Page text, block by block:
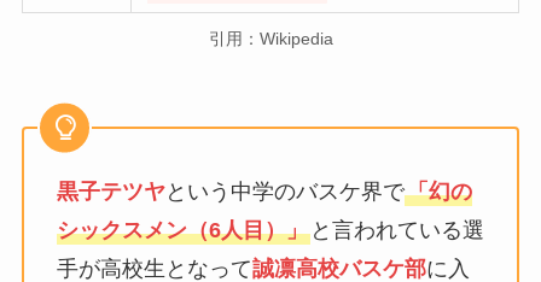
引用：Wikipedia
黒子テツヤという中学のバスケ界で「幻の
シックスメン（6人目）」と言われている選
手が高校生となって誠凛高校バスケ部に入